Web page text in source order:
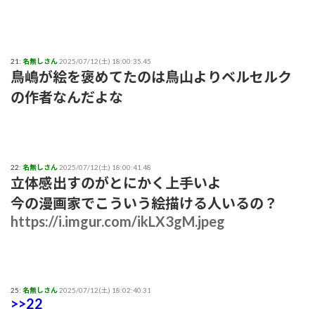
21: 名無しさん2025/07/12(土) 18:00:35.45
鳥嶋が絵を褒めてたのは鳥山よりベルセルク
の作者なんだよな
22: 名無しさん2025/07/12(土) 18:00:41.48
立体感出すのがとにかく上手いよ
今の漫画家でこういう絵描ける人いるの？
https://i.imgur.com/ikLX3gM.jpeg
25: 名無しさん2025/07/12(土) 18:02:40.31
>>22